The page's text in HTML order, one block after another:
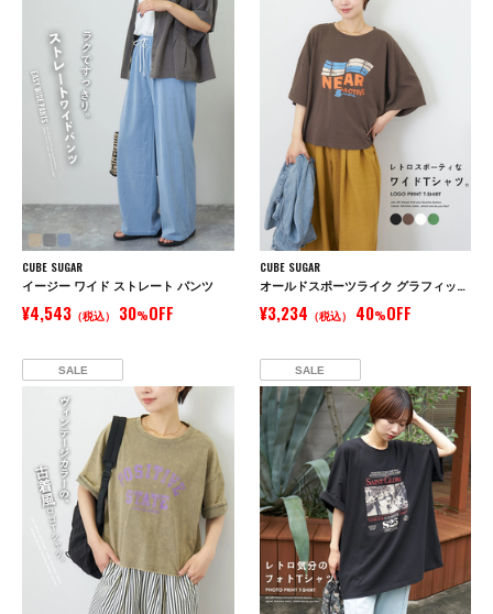
CUBE SUGAR
イージー ワイド ストレート パンツ
¥4,543 （税込） 30%OFF
CUBE SUGAR
オールドスポーツライク グラフィックロゴ ワイド Tシャツ
¥3,234 （税込） 40%OFF
SALE SALE